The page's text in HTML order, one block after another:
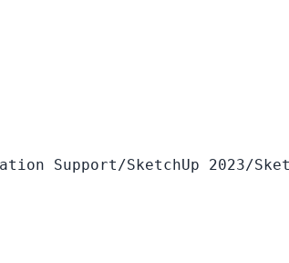
Support/SketchUp 2023/